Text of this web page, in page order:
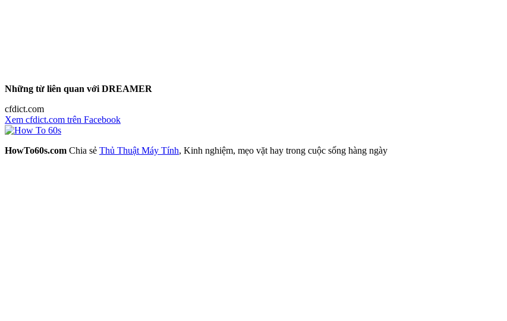
Những từ liên quan với DREAMER
cfdict.com
Xem cfdict.com trên Facebook
HowTo60s.com Chia sẻ Thủ Thuật Máy Tính, Kinh nghiệm, mẹo vặt hay trong cuộc sống hàng ngày